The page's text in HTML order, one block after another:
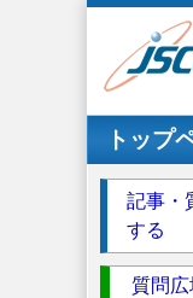
メインナ
トップ
記事・
する
質問広